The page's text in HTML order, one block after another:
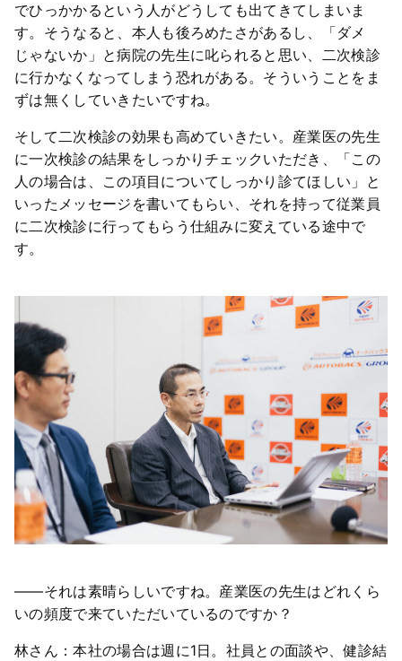
でひっかかるという人がどうしても出てきてしまいま
す。そうなると、本人も後ろめたさがあるし、「ダメ
じゃないか」と病院の先生に叱られると思い、二次検診
に行かなくなってしまう恐れがある。そういうことをま
ずは無くしていきたいですね。
そして二次検診の効果も高めていきたい。産業医の先生
に一次検診の結果をしっかりチェックいただき、「この
人の場合は、この項目についてしっかり診てほしい」と
いったメッセージを書いてもらい、それを持って従業員
に二次検診に行ってもらう仕組みに変えている途中で
す。
――それは素晴らしいですね。産業医の先生はどれくら
いの頻度で来ていただいているのですか？
林さん：本社の場合は週に1日。社員との面談や、健診結